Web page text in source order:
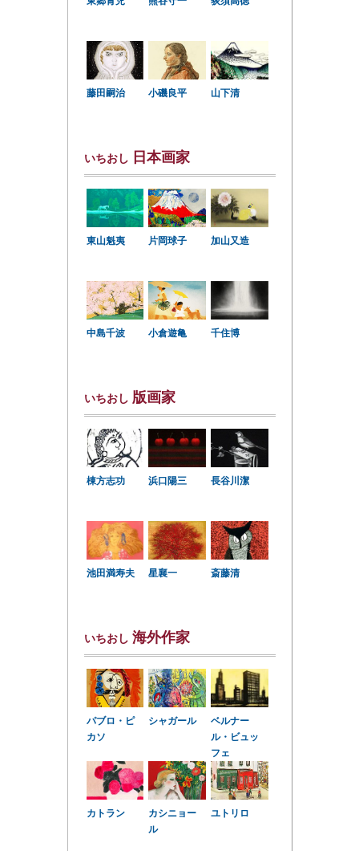
藤田嗣治 小磯良平 山下清
いちおし 日本画家
東山魁夷 片岡球子 加山又造
中島千波 小倉遊亀 千住博
いちおし 版画家
棟方志功 浜口陽三 長谷川潔
池田満寿夫 星襄一 斎藤清
いちおし 海外作家
パブロ・ピ
カソ
シャガール
ベルナー
ル・ビュッ
フェ
カトラン
カシニョー
ル
ユトリロ